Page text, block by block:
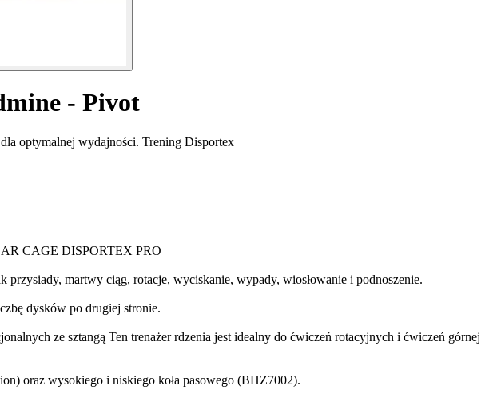
- Pivot
optymalnej wydajności. Trening Disportex
CAGE DISPORTEX PRO
martwy ciąg, rotacje, wyciskanie, wypady, wiosłowanie i podnoszenie.
dysków po drugiej stronie.
ze sztangą Ten trenażer rdzenia jest idealny do ćwiczeń rotacyjnych i ćwiczeń górnej
oraz wysokiego i niskiego koła pasowego (BHZ7002).